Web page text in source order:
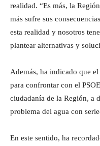
realidad. “Es más, la
más sufre sus
esta realidad y nosotros
plantear alternativas y
Además, ha indicado que
para confrontar con el
ciudadanía de la Región, a
problema del agua con
En este sentido, ha